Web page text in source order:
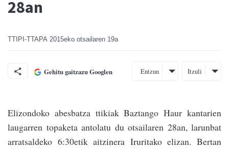
28an
TTIPI-TTAPA 2015eko otsailaren 19a
Gehitu gaitzazu Googlen Entzun Itzuli
Elizondoko abesbatza ttikiak Baztango Haur kantarien
laugarren topaketa antolatu du otsai­laren 28an, larunbat
arratsaldeko 6:30etik aitzinera Iruritako elizan. Bertan